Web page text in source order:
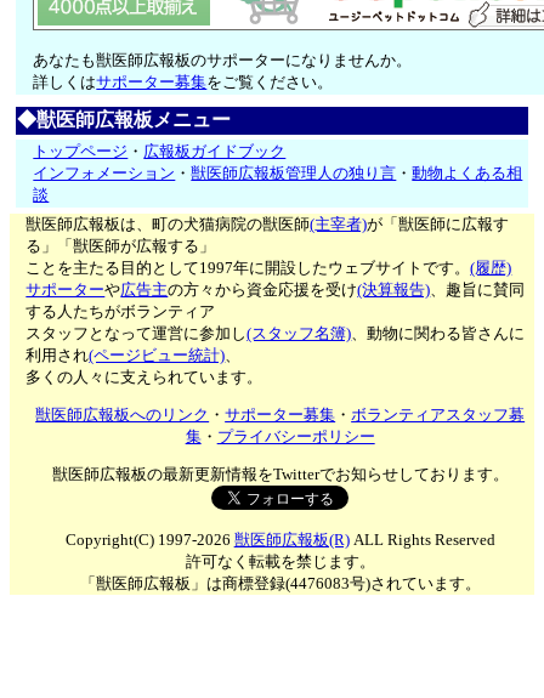
あなたも獣医師広報板のサポーターになりませんか。
詳しくはサポーター募集をご覧ください。
◆獣医師広報板メニュー
トップページ ・ 広報板ガイドブック
インフォメーション ・獣医師広報板管理人の独り言 ・動物よくある相
談
獣医師広報板は、町の犬猫病院の獣医師(主宰者)が「獣医師に広報す
る」「獣医師が広報する」
ことを主たる目的として1997年に開設したウェブサイトです。(履歴)
サポーターや広告主の方々から資金応援を受け(決算報告)、趣旨に賛同
する人たちがボランティア
スタッフとなって運営に参加し(スタッフ名簿)、動物に関わる皆さんに
利用され(ページビュー統計)、
多くの人々に支えられています。
獣医師広報板へのリンク ・サポーター募集 ・ボランティアスタッフ募
集・ プライバシーポリシー
獣医師広報板の最新更新情報をTwitterでお知らせしております。
Copyright(C) 1997-2026 獣医師広報板(R)ALL Rights Reserved
許可なく転載を禁じます。
「獣医師広報板」は商標登録(4476083号)されています。